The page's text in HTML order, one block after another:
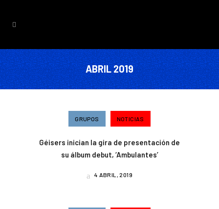
ABRIL 2019
GRUPOS NOTICIAS
Géisers inician la gira de presentación de
su álbum debut, ‘Ambulantes’
4 ABRIL, 2019